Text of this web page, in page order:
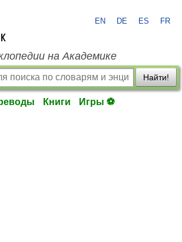
EN DE ES FR
на Академике
Найти!
Книги Игры ⚽